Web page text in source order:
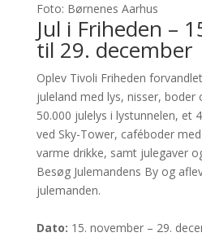
Foto: Børnenes Aarhus
Jul i Friheden –
til 29. december
Oplev Tivoli Friheden
juleland med lys, nisser, boder
50.000 julelys i lystunnelen,
ved Sky-Tower, caféboder
varme drikke, samt julegaver
Besøg Julemandens By og
julemanden.
Dato: 15. november – 29.